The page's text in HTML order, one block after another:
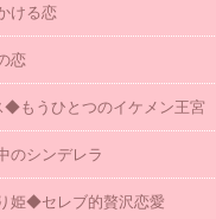
ける恋
恋
◆もうひとつのイケメン王宮
のシンデレラ
姫◆セレブ的贅沢恋愛